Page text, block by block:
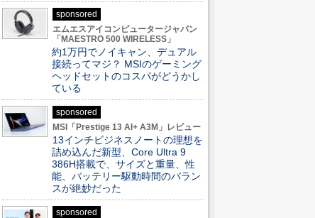
sponsored
エムエスアイコンピュータージャパン
「MAESTRO 500 WIRELESS」
約1万円でノイキャン、デュアル
接続ってマジ？ MSIのゲーミング
ヘッドセットのコスパがどうかし
ている
sponsored
MSI「Prestige 13 AI+ A3M」レビュー
13インチビジネスノートの理想を
詰め込んだ新型、Core Ultra 9
386H搭載で、サイズと重量、性
能、バッテリー駆動時間のバラン
スが絶妙だった
sponsored